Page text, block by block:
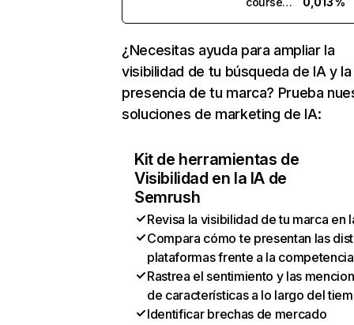
¿Necesitas ayuda para ampliar la
visibilidad de tu búsqueda de IA y la
presencia de tu marca? Prueba
soluciones de marketing de IA:
Kit de herramientas de
Visibilidad en la IA de
Semrush
Revisa la visibilidad de tu marca en
Compara cómo te presentan las
plataformas frente a la competencia
Rastrea el sentimiento y las
de características a lo largo del
Identificar brechas de mercado